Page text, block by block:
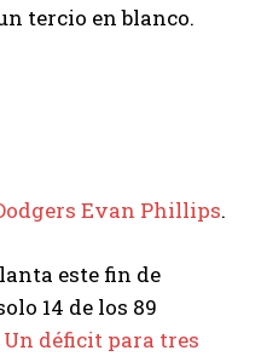
tercio en blanco.
Evan Phillips.
este fin de
14 de los 89
Un déficit para tres